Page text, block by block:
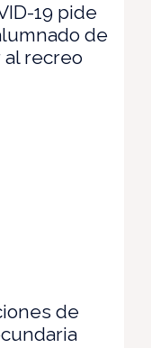
19 pide
de
al recreo
de